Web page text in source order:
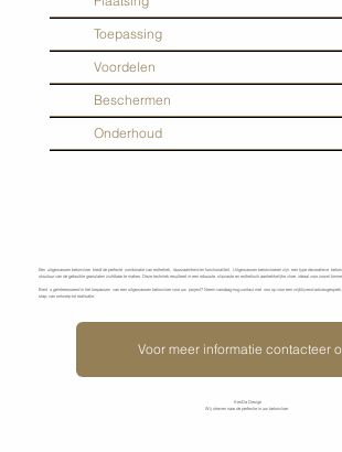
Toepassing
Voordelen
Beschermen
Onderhoud
Een uitgewassen betonvloer biedt de perfecte combinatie van esthetiek, duurzaamheid en functionaliteit. Uitgewassen betonvloeren zijn een type decoratieve
structuur van de gebruikte granulaten zichtbaar te maken. Deze techniek resulteert in een robuuste, slipvaste en esthetisch aantrekkelijke vloer, ideaal voor zowel
Bent u geïnteresseerd in het toepassen van een uitgewassen betonvloer voor uw project? Neem vandaag nog contact met ons op voor een vrijblijvend
stap, van ontwerp tot realisatie.
Voor meer informatie contacteer
KenDa Design
Wij streven naar de perfectie in uw betonvloer.